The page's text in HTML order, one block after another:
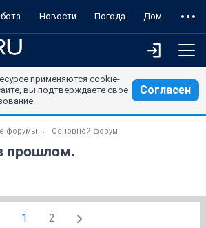
Новости Погода Дом
применяются cookie-
вы подтверждаете свое
Согласен
форумы Основной форум
прошлом.
1 2